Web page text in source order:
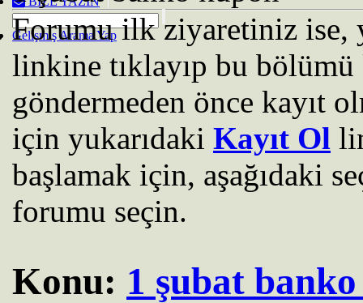
Gelişmiş Arama Yap
Forumu ilk ziyaretiniz ise,
linkine tıklayıp bu
göndermeden önce kayıt
için yukarıdaki Kayıt Ol
başlamak için, aşağıdaki
forumu seçin.
Konu: 1 şubat